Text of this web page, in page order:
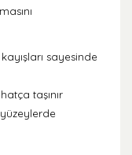
sayesinde
taşınır